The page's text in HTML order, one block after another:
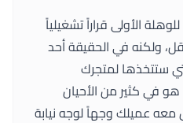
الأولى قراراً تشغيلياً
ولكنه في الحقيقة أحد
ستتخذها لمتجرك
هو في كثير من الأحيان
عميلك وجهاً لوجه نيابة